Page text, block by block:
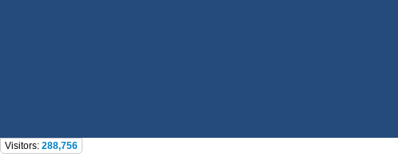
Visitors: 288,756